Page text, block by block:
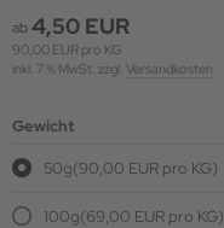
ab4,50 EUR
90,00 EUR pro KG
inkl. 7 % MwSt. zzgl. Versandkosten
Gewicht
50g(90,00 EUR pro KG)
100g(69,00 EUR pro KG)